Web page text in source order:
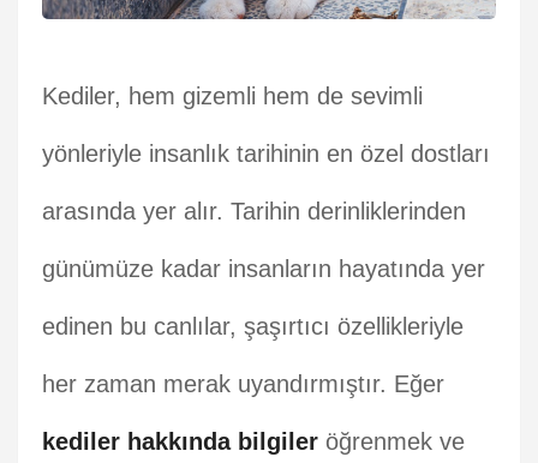
Kediler, hem gizemli hem de sevimli
yönleriyle insanlık tarihinin en özel dostları
arasında yer alır. Tarihin derinliklerinden
günümüze kadar insanların hayatında yer
edinen bu canlılar, şaşırtıcı özellikleriyle
her zaman merak uyandırmıştır. Eğer
kediler hakkında bilgiler öğrenmek ve